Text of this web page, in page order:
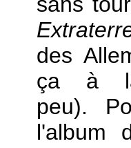
des
ça à
peu).
l'album